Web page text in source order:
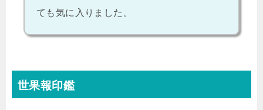
ても気に入りました。
世果報印鑑